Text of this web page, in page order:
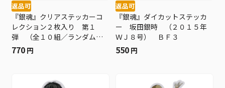
返品可
『銀魂』クリアステッカーコ
レクション２枚入り 第１
弾 （全１０組／ランダム１
組入り） ＢＥ４−ＪＦ
770 円
返品可
『銀魂』ダイカットステッカ
ー 坂田銀時 （２０１５年
ＷＪ８号） ＢＦ３
550 円